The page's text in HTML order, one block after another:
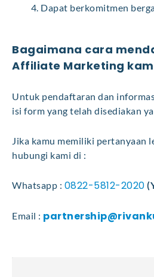
Dapat berkomitmen
Bagaimana cara
Affiliate Marketing
Untuk pendaftaran dan
isi form yang telah disediakan
Jika kamu memiliki pertanyaan
hubungi kami di :
Whatsapp : 0822-5812-2020
Email :